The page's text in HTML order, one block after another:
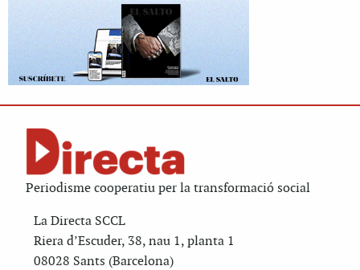
Periodisme cooperatiu per la transformació social
La Directa SCCL
Riera d’Escuder, 38, nau 1, planta 1
08028 Sants (Barcelona)